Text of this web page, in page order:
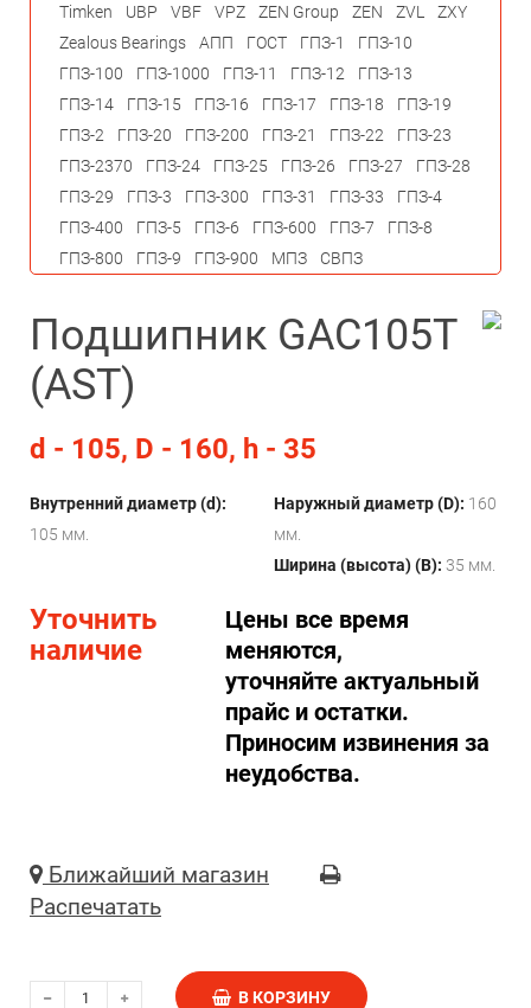
Подшипник GAC105T
(AST)
d - 105, D - 160, h - 35
Внутренний диаметр (d):
105 мм.
Наружный диаметр (D): 160
мм.
Ширина (высота) (B): 35 мм.
Уточнить
наличие
Цены все время
меняются,
уточняйте актуальный
прайс и остатки.
Приносим извинения за
неудобства.
Ближайший магазин
Распечатать
В КОРЗИНУ
Timken
UBP VBF VPZ ZEN Group ZEN ZVL
ZXY
Zealous Bearings
АПП ГОСТ ГПЗ-1
ГПЗ-10
ГПЗ-100
ГПЗ-1000 ГПЗ-11 ГПЗ-12
ГПЗ-13
ГПЗ-14
ГПЗ-15 ГПЗ-16 ГПЗ-17 ГПЗ-18
ГПЗ-19
ГПЗ-2
ГПЗ-20 ГПЗ-200 ГПЗ-21 ГПЗ-22
ГПЗ-23
ГПЗ-2370
ГПЗ-24 ГПЗ-25 ГПЗ-26 ГПЗ-27
ГПЗ-28
ГПЗ-29
ГПЗ-3 ГПЗ-300 ГПЗ-31 ГПЗ-33
ГПЗ-4
ГПЗ-400
ГПЗ-5 ГПЗ-6 ГПЗ-600 ГПЗ-7
ГПЗ-8
ГПЗ-800
ГПЗ-9 ГПЗ-900 МПЗ СВПЗ